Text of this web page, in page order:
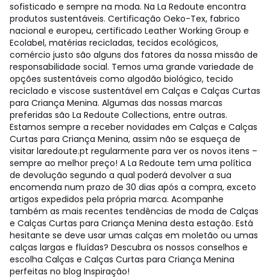
sofisticado e sempre na moda. Na La Redoute encontra
produtos sustentáveis. Certificação Oeko-Tex, fabrico
nacional e europeu, certificado Leather Working Group e
Ecolabel, matérias recicladas, tecidos ecológicos,
comércio justo são alguns dos fatores da nossa missão de
responsabilidade social. Temos uma grande variedade de
opções sustentáveis como algodão biológico, tecido
reciclado e viscose sustentável em Calças e Calças Curtas
para Criança Menina. Algumas das nossas marcas
preferidas são La Redoute Collections, entre outras.
Estamos sempre a receber novidades em Calças e Calças
Curtas para Criança Menina, assim não se esqueça de
visitar laredoute.pt regularmente para ver os novos itens –
sempre ao melhor preço! A La Redoute tem uma política
de devolução segundo a qual poderá devolver a sua
encomenda num prazo de 30 dias após a compra, exceto
artigos expedidos pela própria marca. Acompanhe
também as mais recentes tendências de moda de Calças
e Calças Curtas para Criança Menina desta estação. Está
hesitante se deve usar umas calças em moletão ou umas
calças largas e fluídas? Descubra os nossos conselhos e
escolha Calças e Calças Curtas para Criança Menina
perfeitas no blog Inspiração!